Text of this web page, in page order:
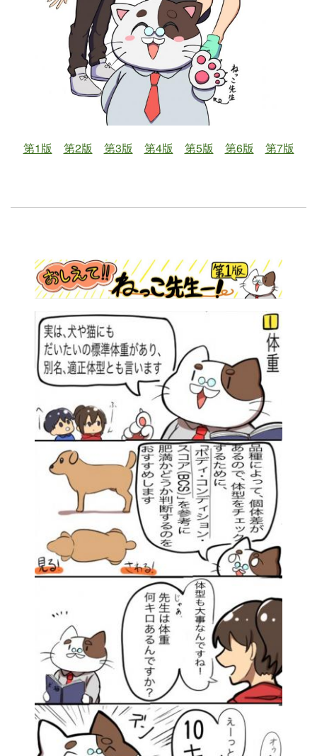
第1版 第2版 第3版 第4版 第5版 第6版 第7版